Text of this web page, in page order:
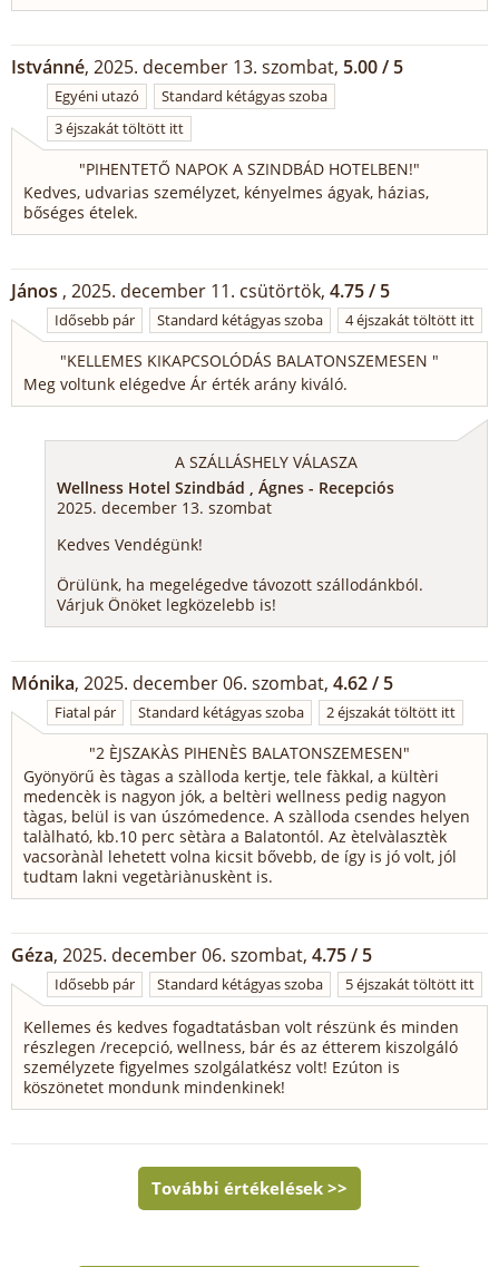
Istvánné, 2025. december 13. szombat, 5.00 / 5
Egyéni utazó
Standard kétágyas szoba
3 éjszakát töltött itt
"PIHENTETŐ NAPOK A SZINDBÁD HOTELBEN!"
Kedves, udvarias személyzet, kényelmes ágyak, házias,
bőséges ételek.
János , 2025. december 11. csütörtök, 4.75 / 5
Idősebb pár Standard kétágyas szoba 4 éjszakát töltött itt
"KELLEMES KIKAPCSOLÓDÁS BALATONSZEMESEN "
Meg voltunk elégedve Ár érték arány kiváló.
A SZÁLLÁSHELY VÁLASZA
Wellness Hotel Szindbád , Ágnes - Recepciós
2025. december 13. szombat
Kedves Vendégünk!
Örülünk, ha megelégedve távozott szállodánkból.
Várjuk Önöket legközelebb is!
Mónika, 2025. december 06. szombat, 4.62 / 5
Fiatal pár Standard kétágyas szoba 2 éjszakát töltött itt
"2 ÈJSZAKÀS PIHENÈS BALATONSZEMESEN"
Gyönyörű ès tàgas a szàlloda kertje, tele fàkkal, a kültèri
medencèk is nagyon jók, a beltèri wellness pedig nagyon
tàgas, belül is van úszómedence. A szàlloda csendes helyen
talàlható, kb.10 perc sètàra a Balatontól. Az ètelvàlasztèk
vacsorànàl lehetett volna kicsit bővebb, de így is jó volt, jól
tudtam lakni vegetàriànuskènt is.
Géza, 2025. december 06. szombat, 4.75 / 5
Idősebb pár Standard kétágyas szoba 5 éjszakát töltött itt
Kellemes és kedves fogadtatásban volt részünk és minden
részlegen /recepció, wellness, bár és az étterem kiszolgáló
személyzete figyelmes szolgálatkész volt! Ezúton is
köszönetet mondunk mindenkinek!